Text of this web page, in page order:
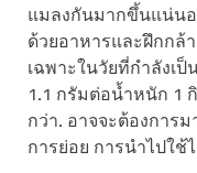
แมลงกันมากขึ้นแน่นอ
ด้วยอาหารและฝึกกล้
เฉพาะในวัยที่กำลังเ
1.1 กรัมต่อน้ำหนัก 1
กว่า. อาจจะต้องการ
การย่อย การนำไปใช้